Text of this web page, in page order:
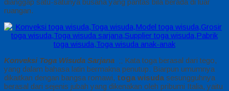
ruangan.
Konveksi Toga Wisuda Sarjana ;; Kata toga berasal dari tego,
yang dalam bahasa latin bermakna penutup. Biarpun umumnya
dikaitkan dengan bangsa romawi, toga wisuda sesungguhnya
berasal dari sejenis jubah yang dikenakan oleh pribumi Italia, yaitu